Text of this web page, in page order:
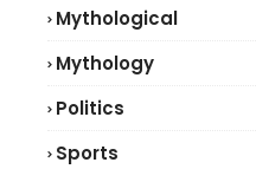
Mythological
Mythology
Politics
Sports